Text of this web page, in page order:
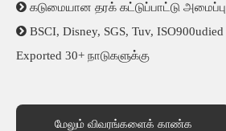
 கடுமையான தரக் கட்டுப்பாட்டு அமைப்பு
 BSCI, Disney, SGS, Tuv, ISO900udied
Exported 30+ நாடுகளுக்கு
மேலும் விவரங்களைக் காண்க